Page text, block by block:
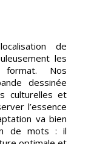
de
les
Nos
dessinée
culturelles et
l’essence
va bien
de mots : il